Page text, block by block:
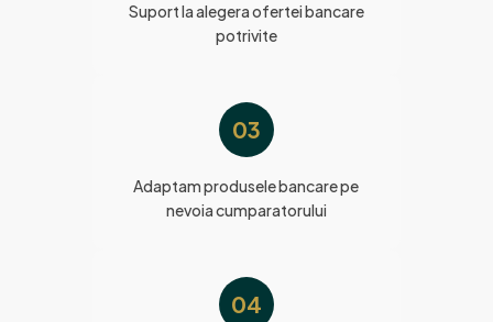
Suport la alegera ofertei bancare
potrivite
03
Adaptam produsele bancare pe
nevoia cumparatorului
04